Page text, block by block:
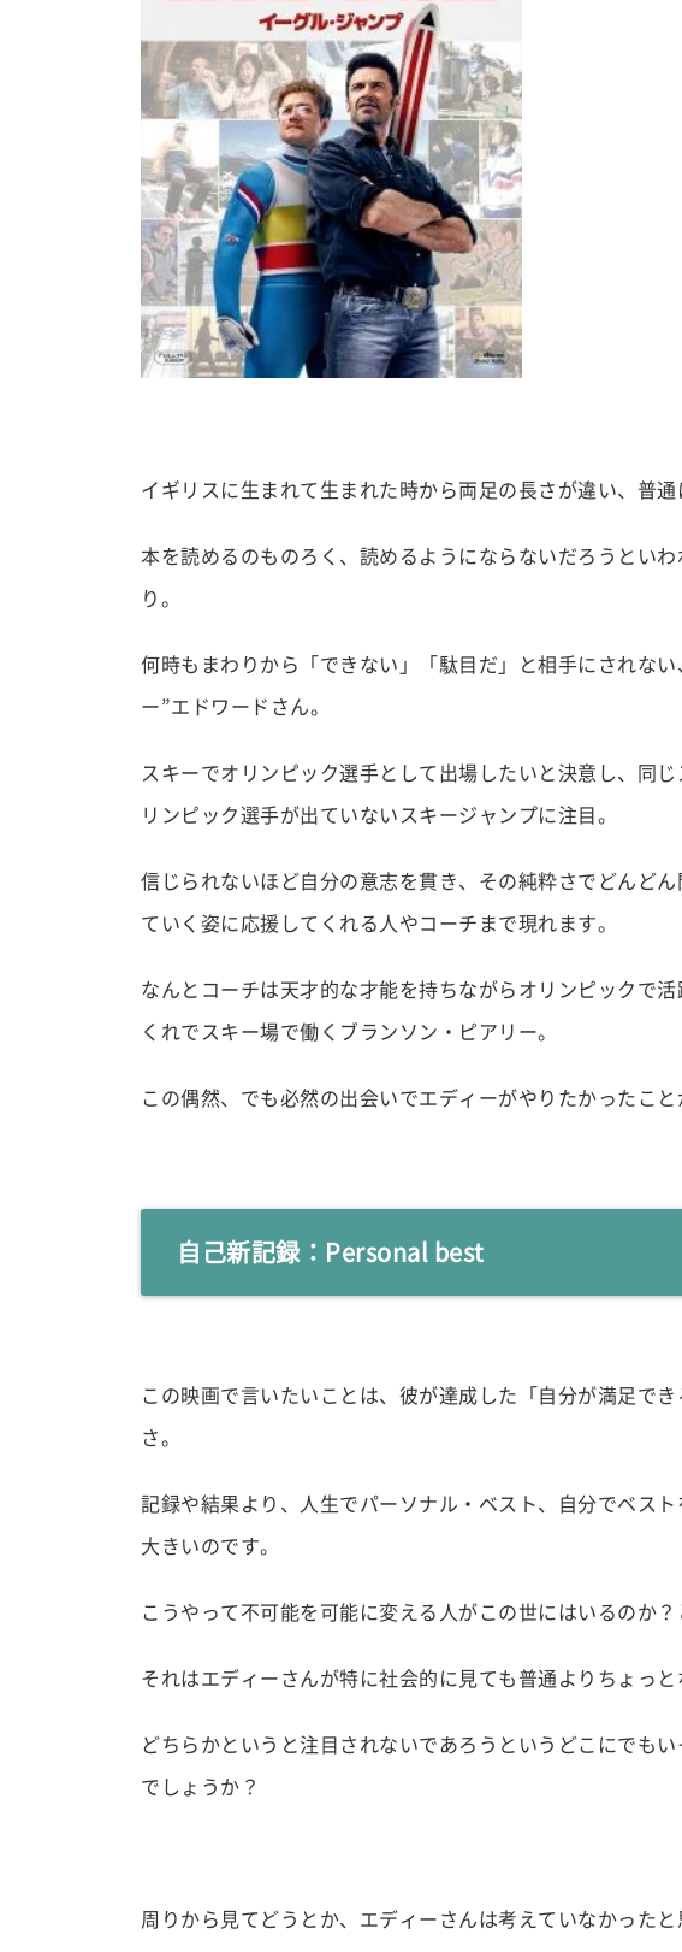
イギリスに生まれて生まれた時から両足の長さが違い、普通
本を読めるのものろく、読めるようにならないだろうとい
り。
何時もまわりから「できない」「駄目だ」と相手にされな
ー”エドワードさん。
スキーでオリンピック選手として出場したいと決意し、同
リンピック選手が出ていないスキージャンプに注目。
信じられないほど自分の意志を貫き、その純粋さでどんど
ていく姿に応援してくれる人やコーチまで現れます。
なんとコーチは天才的な才能を持ちながらオリンピックで
くれでスキー場で働くブランソン・ピアリー。
この偶然、でも必然の出会いでエディーがやりたかったこと
自己新記録：Personal best
この映画で言いたいことは、彼が達成した「自分が満足で
さ。
記録や結果より、人生でパーソナル・ベスト、自分でベス
大きいのです。
こうやって不可能を可能に変える人がこの世にはいるのか？
それはエディーさんが特に社会的に見ても普通よりちょっ
どちらかというと注目されないであろうというどこにでも
でしょうか？
周りから見てどうとか、エディーさんは考えていなかったと